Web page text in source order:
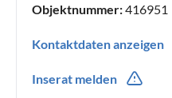
Objektnummer:416951
Kontaktdaten anzeigen
Inserat melden